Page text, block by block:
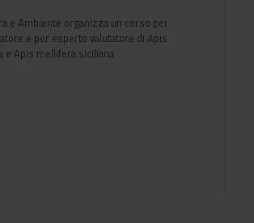
e Ambiente organizza un corso per
e per esperto valutatore di Apis
e Apis mellifera siciliana